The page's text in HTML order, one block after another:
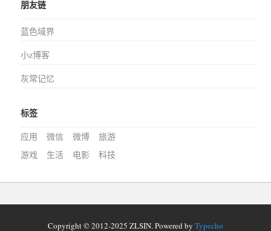
朋友链
蓝色域界
小z博客
灰常记忆
标签
应用 微信 微博
旅游
游戏
生活 电影 科技
Copyright © 2012-2025 ZLSIN. Powered by Typecho